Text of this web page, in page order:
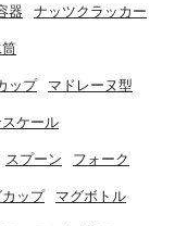
器 ナッツクラッカー
ップ マドレーヌ型
ケール
スプーン フォーク
ップ マグボトル